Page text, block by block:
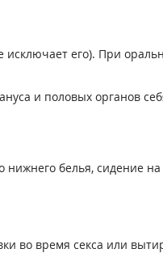
его). При
и половых органов
белья, сидение на
во время секса или